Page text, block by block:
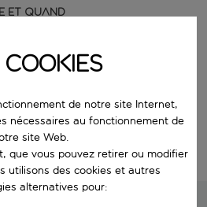
et quand
COOKIES
de notre site Internet,
nécessaires au fonctionnement de
site Web.
que vous pouvez retirer ou modifier
utilisons des cookies et autres
alternatives pour: